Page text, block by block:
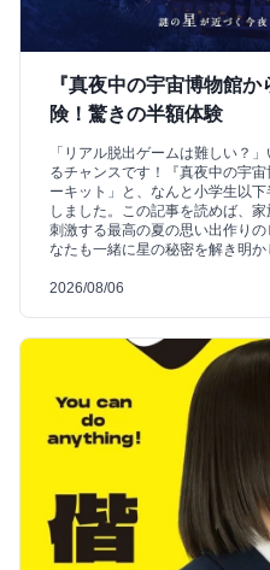
『真夜中の宇宙博物館
険！驚きの半額体験
「リアル脱出ゲームは難しい？
るチャンスです！『真夜中の宇
ーキット」と、なんと小学生以
しました。この記事を読めば、
刺激する最高の夏の思い出作り
なたも一緒に星の秘密を解き明か
2026/08/06